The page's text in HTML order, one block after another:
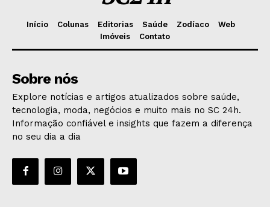
Início Colunas Editorias Saúde Zodíaco
Web
Imóveis
Contato
Sobre nós
Explore notícias e artigos atualizados sobre saúde,
tecnologia, moda, negócios e muito mais no SC 24h.
Informação confiável e insights que fazem a diferença
no seu dia a dia